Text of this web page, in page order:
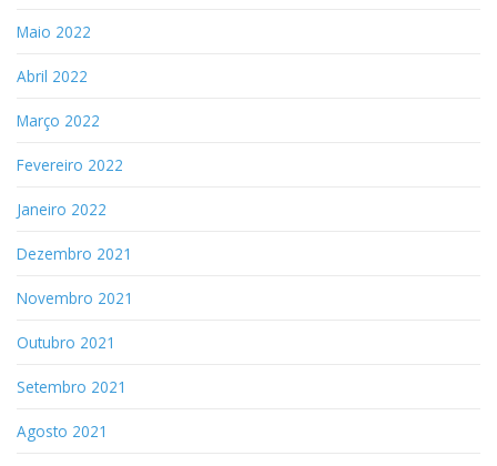
Maio 2022
Abril 2022
Março 2022
Fevereiro 2022
Janeiro 2022
Dezembro 2021
Novembro 2021
Outubro 2021
Setembro 2021
Agosto 2021